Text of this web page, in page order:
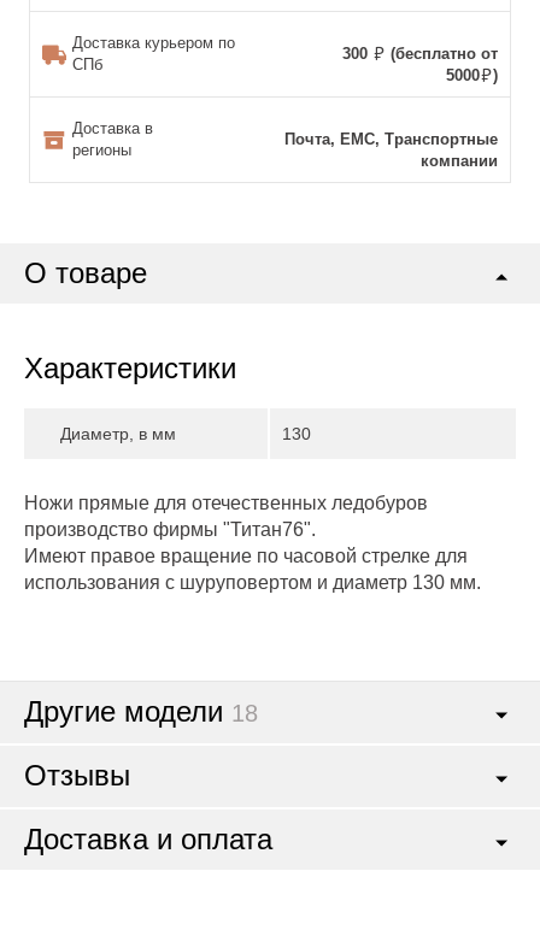
Доставка курьером по
СПб
300
(бесплатно от
5000
)
Доставка в
регионы
Почта, ЕМС, Транспортные
компании
О товаре
Характеристики
Диаметр, в мм 130
Ножи прямые для отечественных ледобуров
производство фирмы "Титан76".
Имеют правое вращение по часовой стрелке для
использования с шуруповертом и диаметр 130 мм.
Другие модели 18
Отзывы
Доставка и оплата